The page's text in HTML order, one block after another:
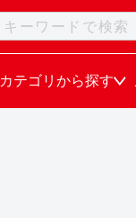
カテゴリから探す